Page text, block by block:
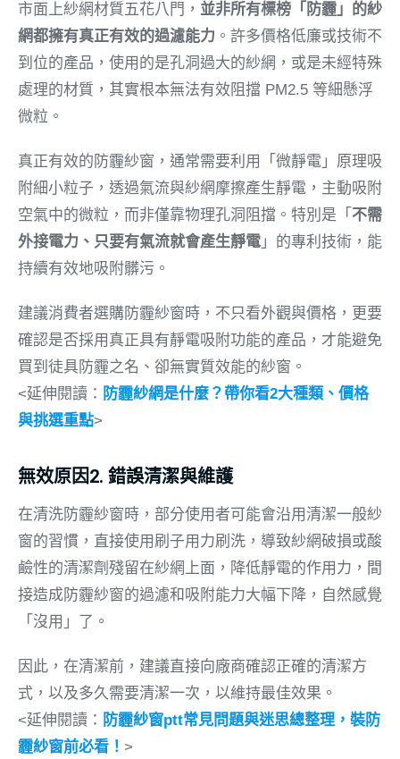
市面上紗網材質五花八門， 並非所有標榜「防霾」的紗
網都擁有真正有效的過濾能力 。許多價格低廉或技術不
到位的產品，使用的是孔洞過大的紗網，或是未經特殊
處理的材質，其實根本無法有效阻擋 PM2.5 等細懸浮
微粒。
真正有效的防霾紗窗，通常需要利用「微靜電」原理吸
附細小粒子，透過氣流與紗網摩擦產生靜電，主動吸附
空氣中的微粒，而非僅靠物理孔洞阻擋。特別是「 不需
外接電力、只要有氣流就會產生靜電 」的專利技術，能
持續有效地吸附髒污。
建議消費者選購防霾紗窗時，不只看外觀與價格，更要
確認是否採用真正具有靜電吸附功能的產品，才能避免
買到徒具防霾之名、卻無實質效能的紗窗。
<延伸閱讀： 防霾紗網是什麼？帶你看2大種類、價格
與挑選重點>
無效原因2. 錯誤清潔與維護
在清洗防霾紗窗時，部分使用者可能會沿用清潔一般紗
窗的習慣，直接使用刷子用力刷洗，導致紗網破損或酸
鹼性的清潔劑殘留在紗網上面，降低靜電的作用力，間
接造成防霾紗窗的過濾和吸附能力大幅下降，自然感覺
「沒用」了。
因此，在清潔前，建議直接向廠商確認正確的清潔方
式，以及多久需要清潔一次，以維持最佳效果。
<延伸閱讀： 防霾紗窗ptt常見問題與迷思總整理，裝防
霾紗窗前必看！ >